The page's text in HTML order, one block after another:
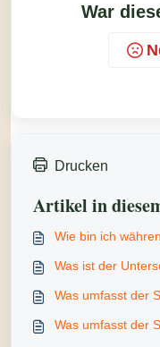
War
Drucken
Artikel in
Wie bin ich
Was ist der
Was umfasst der
Was umfasst der